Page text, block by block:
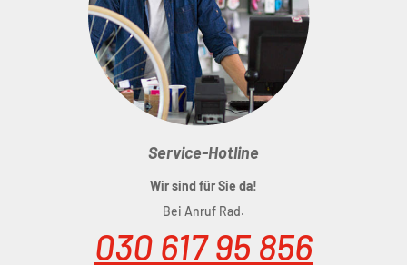
Service-Hotline
Wir sind für Sie da!
Bei Anruf Rad.
030 617 95 856